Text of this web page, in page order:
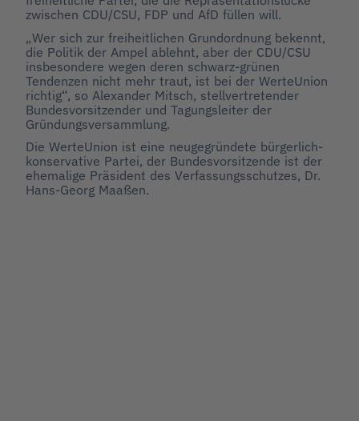
zwischen CDU/CSU, FDP und AfD füllen will.
„Wer sich zur freiheitlichen Grundordnung bekennt,
die Politik der Ampel ablehnt, aber der CDU/CSU
insbesondere wegen deren schwarz-grünen
Tendenzen nicht mehr traut, ist bei der WerteUnion
richtig“, so Alexander Mitsch, stellvertretender
Bundesvorsitzender und Tagungsleiter der
Gründungsversammlung.
Die WerteUnion ist eine neugegründete bürgerlich-
konservative Partei, der Bundesvorsitzende ist der
ehemalige Präsident des Verfassungsschutzes, Dr.
Hans-Georg Maaßen.